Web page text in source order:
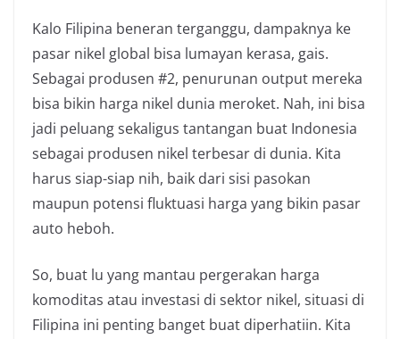
Kalo Filipina beneran terganggu, dampaknya ke
pasar nikel global bisa lumayan kerasa, gais.
Sebagai produsen #2, penurunan output mereka
bisa bikin harga nikel dunia meroket. Nah, ini bisa
jadi peluang sekaligus tantangan buat Indonesia
sebagai produsen nikel terbesar di dunia. Kita
harus siap-siap nih, baik dari sisi pasokan
maupun potensi fluktuasi harga yang bikin pasar
auto heboh.
So, buat lu yang mantau pergerakan harga
komoditas atau investasi di sektor nikel, situasi di
Filipina ini penting banget buat diperhatiin. Kita